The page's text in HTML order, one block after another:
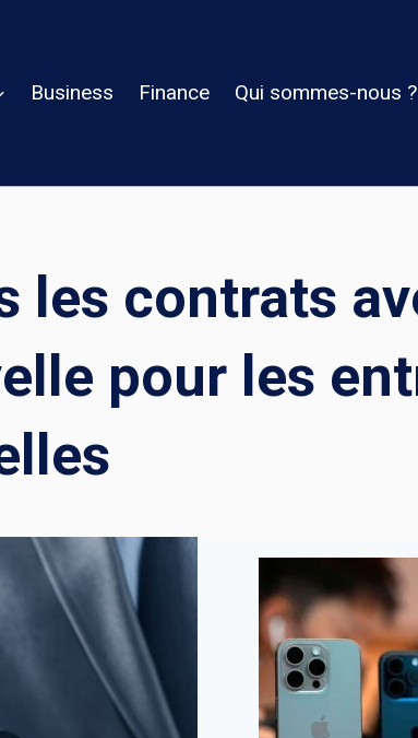
Business Finance Qui sommes-nous ?
les contrats
pour les